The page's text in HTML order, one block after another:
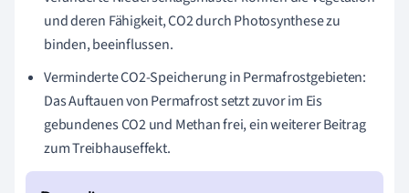
und deren Fähigkeit, CO2 durch Photosynthese zu
binden, beeinflussen.
Verminderte CO2-Speicherung in Permafrostgebieten:
Das Auftauen von Permafrost setzt zuvor im Eis
gebundenes CO2 und Methan frei, ein weiterer Beitrag
zum Treibhauseffekt.